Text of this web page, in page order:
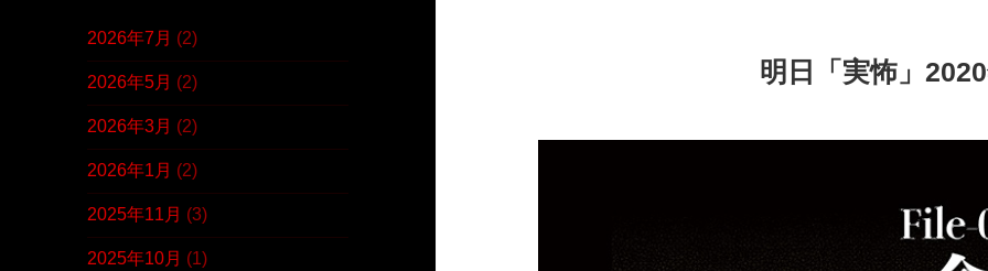
2026年7月 (2)
2026年5月 (2)
2026年3月 (2)
2026年1月 (2)
2025年11月 (3)
2025年10月 (1)
明日「実怖」